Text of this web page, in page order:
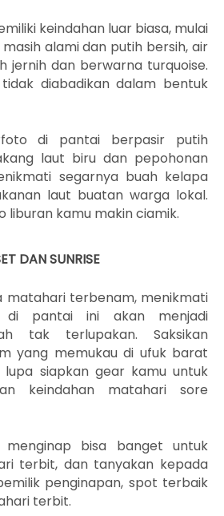
keindahan luar biasa, mulai
alami dan putih bersih, air
jernih dan berwarna turquoise.
diabadikan dalam bentuk
di pantai berpasir putih
laut biru dan pepohonan
segarnya buah kelapa
laut buatan warga lokal.
kamu makin ciamik.
DAN SUNRISE
matahari terbenam, menikmati
pantai ini akan menjadi
tak terlupakan. Saksikan
yang memukau di ufuk barat
lupa siapkan gear kamu untuk
keindahan matahari sore
bisa banget untuk
terbit, dan tanyakan kepada
penginapan, spot terbaik
terbit.